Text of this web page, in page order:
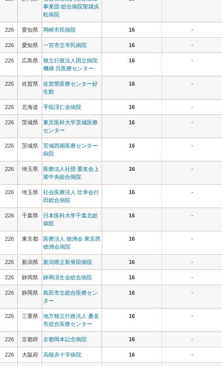
事業団 総合病院聖隷浜
松病院
226 愛知県 岡崎市民病院 16 -
226 愛知県 一宮市立市民病院 16 -
226 広島県
独立行政法人国立病院
機構 呉医療センター
16 -
226 佐賀県
佐賀県医療センター好
生館
16 -
226 北海道 手稲渓仁会病院 16 -
226 茨城県
東京医科大学茨城医療
センター
16 -
226 茨城県
茨城西南医療センター
病院
16 -
226 埼玉県
医療法人社団 愛友会上
尾中央総合病院
16 -
226 埼玉県
社会医療法人 壮幸会行
田総合病院
16 -
226 千葉県
日本医科大学千葉北総
病院
16 -
226 東京都
医療法人 徳洲会 東京西
徳洲会病院
16 -
226 新潟県 新潟県立新発田病院 16 -
226 静岡県 静岡済生会総合病院 16 -
226 静岡県
島田市立総合医療セン
ター
16 -
226 三重県
地方独立行政法人 桑名
市総合医療センター
16 -
226 京都府 京都岡本記念病院 16 -
226 大阪府 高槻赤十字病院 16 -